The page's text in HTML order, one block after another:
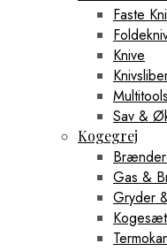
Faste
Knive
Multitools
Sav &
Kogegrej
Gas &
Gryder
Kogesæt